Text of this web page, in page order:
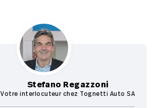
Stefano Regazzoni
Votre interlocuteur chez Tognetti Auto SA